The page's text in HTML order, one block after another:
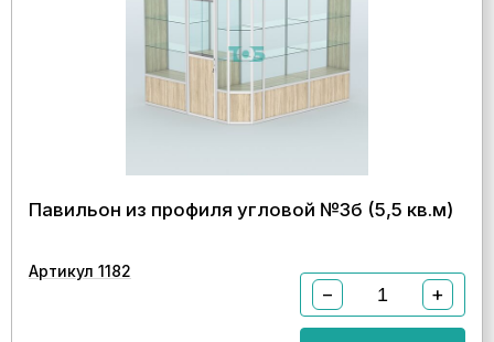
Павильон из профиля угловой №3б (5,5 кв.м)
Артикул 1182
− +